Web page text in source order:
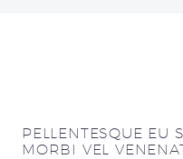
PELLENTESQUE EU
MORBI VEL